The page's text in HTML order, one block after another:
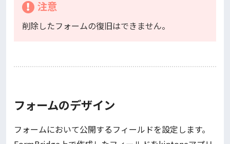
注意
削除したフォームの復旧はできません。
フォームのデザイン
フォームにおいて公開するフィールドを設定します。